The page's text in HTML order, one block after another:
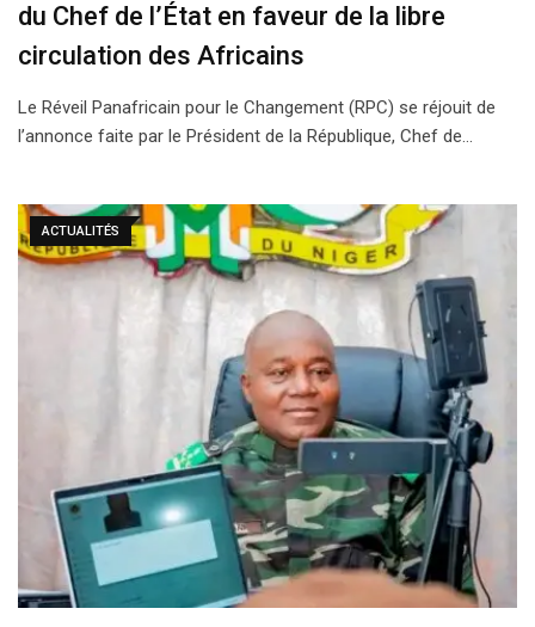
du Chef de l’État en faveur de la libre
circulation des Africains
Le Réveil Panafricain pour le Changement (RPC) se réjouit de
l’annonce faite par le Président de la République, Chef de…
ACTUALITÉS